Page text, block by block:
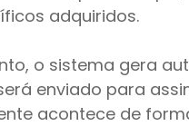
adquiridos.
o sistema gera
enviado para
acontece de